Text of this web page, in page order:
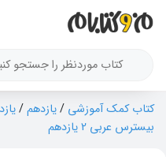
کتاب کمک آموزشی /یازدهم/
بیسترس عربی 2 یازدهم